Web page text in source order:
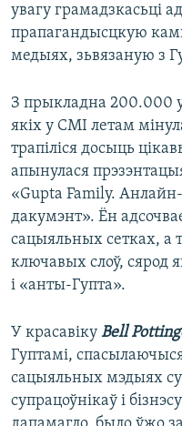
увагу грамадзкасьці
прапагандысцкую
медыях, зьвязаную з
З прыкладна 200.000
якіх у СМІ летам
трапіліся досыць
апынулася
«Gupta Family.
дакумэнт». Ён
сацыяльных сетках, а
ключавых слоў, сярод
і «анты-Гупта».
У красавіку Bell
Гуптамі,
сацыяльных мэдыях
супрацоўнікаў і